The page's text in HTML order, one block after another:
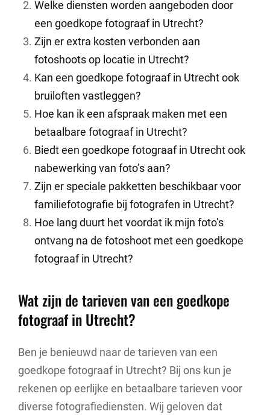
Welke diensten worden aangeboden door
een goedkope fotograaf in Utrecht?
Zijn er extra kosten verbonden aan
fotoshoots op locatie in Utrecht?
Kan een goedkope fotograaf in Utrecht ook
bruiloften vastleggen?
Hoe kan ik een afspraak maken met een
betaalbare fotograaf in Utrecht?
Biedt een goedkope fotograaf in Utrecht ook
nabewerking van foto’s aan?
Zijn er speciale pakketten beschikbaar voor
familiefotografie bij fotografen in Utrecht?
Hoe lang duurt het voordat ik mijn foto’s
ontvang na de fotoshoot met een goedkope
fotograaf in Utrecht?
Wat zijn de tarieven van een goedkope
fotograaf in Utrecht?
Ben je benieuwd naar de tarieven van een
goedkope fotograaf in Utrecht? Bij ons kun je
rekenen op eerlijke en betaalbare tarieven voor
diverse fotografiediensten. Wij geloven dat